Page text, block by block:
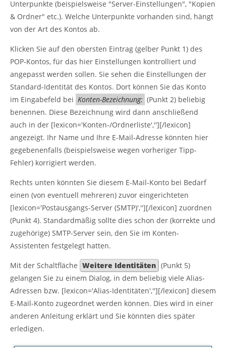
Unterpunkte (beispielsweise "Server-Einstellungen", "Kopien
& Ordner" etc.). Welche Unterpunkte vorhanden sind, hängt
von der Art des Kontos ab.
Klicken Sie auf den obersten Eintrag (gelber Punkt 1) des
POP-Kontos, für das hier Einstellungen kontrolliert und
angepasst werden sollen. Sie sehen die Einstellungen der
Standard-Identität des Kontos. Dort können Sie das Konto
im Eingabefeld bei Konten-Bezeichnung: (Punkt 2) beliebig
benennen. Diese Bezeichnung wird dann anschließend
auch in der [lexicon='Konten-/Ordnerliste',''][/lexicon]
angezeigt. Ihr Name und Ihre E-Mail-Adresse könnten hier
gegebenenfalls (beispielsweise wegen vorheriger Tipp-
Fehler) korrigiert werden.
Rechts unten könnten Sie diesem E-Mail-Konto bei Bedarf
einen (von eventuell mehreren) zuvor eingerichteten
[lexicon='Postausgangs-Server (SMTP)',''][/lexicon] zuordnen
(Punkt 4). Standardmäßig sollte dies schon der (korrekte und
zugehörige) SMTP-Server sein, den Sie im Konten-
Assistenten festgelegt hatten.
Mit der Schaltfläche Weitere Identitäten (Punkt 5)
gelangen Sie zu einem Dialog, in dem beliebig viele Alias-
Adressen bzw. [lexicon='Alias-Identitäten',''][/lexicon] diesem
E-Mail-Konto zugeordnet werden können. Dies wird in einer
anderen Anleitung erklärt und Sie könnten dies später
erledigen.